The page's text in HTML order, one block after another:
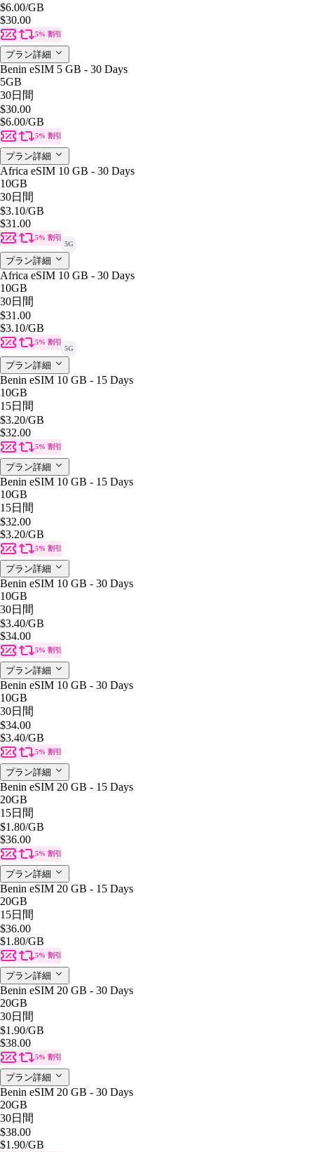
$6.00/GB
$30.00
5% 割引
プラン詳細
Benin eSIM 5 GB - 30 Days
5GB
30日間
$30.00
$6.00/GB
5% 割引
プラン詳細
Africa eSIM 10 GB - 30 Days
10GB
30日間
$3.10/GB
$31.00
5% 割引
5G
プラン詳細
Africa eSIM 10 GB - 30 Days
10GB
30日間
$31.00
$3.10/GB
5% 割引
5G
プラン詳細
Benin eSIM 10 GB - 15 Days
10GB
15日間
$3.20/GB
$32.00
5% 割引
プラン詳細
Benin eSIM 10 GB - 15 Days
10GB
15日間
$32.00
$3.20/GB
5% 割引
プラン詳細
Benin eSIM 10 GB - 30 Days
10GB
30日間
$3.40/GB
$34.00
5% 割引
プラン詳細
Benin eSIM 10 GB - 30 Days
10GB
30日間
$34.00
$3.40/GB
5% 割引
プラン詳細
Benin eSIM 20 GB - 15 Days
20GB
15日間
$1.80/GB
$36.00
5% 割引
プラン詳細
Benin eSIM 20 GB - 15 Days
20GB
15日間
$36.00
$1.80/GB
5% 割引
プラン詳細
Benin eSIM 20 GB - 30 Days
20GB
30日間
$1.90/GB
$38.00
5% 割引
プラン詳細
Benin eSIM 20 GB - 30 Days
20GB
30日間
$38.00
$1.90/GB